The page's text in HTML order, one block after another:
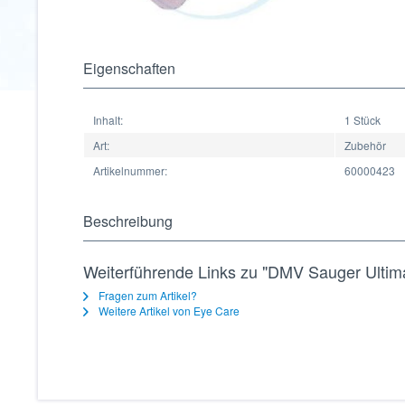
Eigenschaften
Inhalt:
1 Stück
Art:
Zubehör
Artikelnummer:
60000423
Beschreibung
Weiterführende Links zu "DMV Sauger
Fragen zum Artikel?
Weitere Artikel von Eye Care